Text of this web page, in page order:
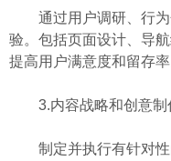
通过用户调研、行为
验。包括页面设计、导
提高用户满意度和留存率
3.内容战略和创意制
制定并执行有针对性